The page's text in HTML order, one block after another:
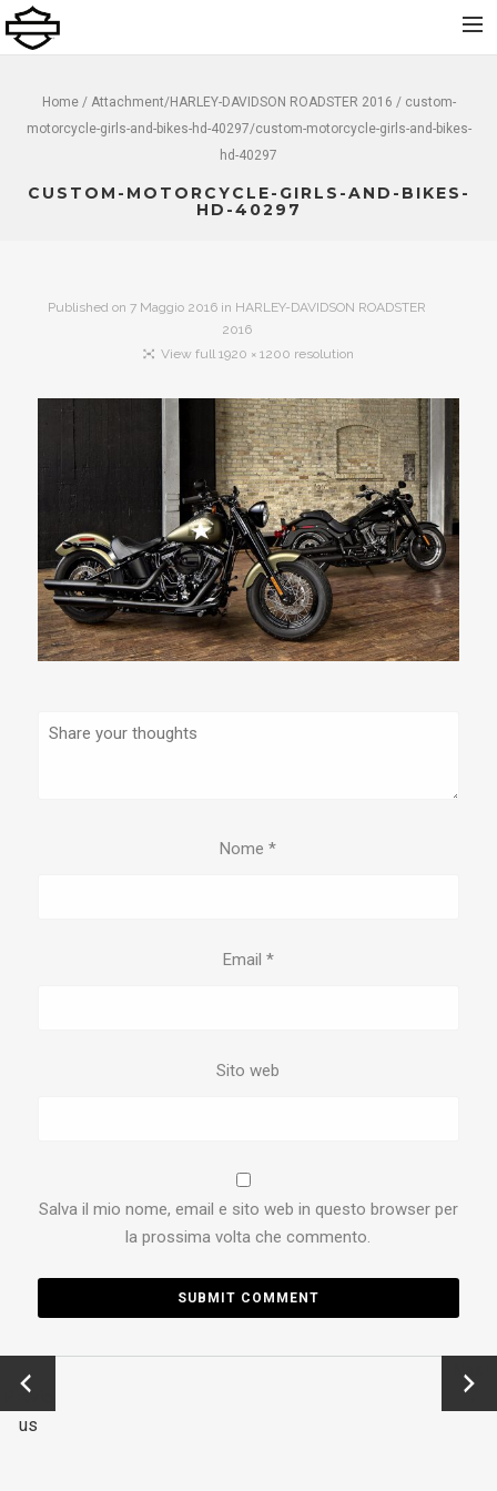
Chi Siamo
Abbigliamento e Accessori
Dolomiti Chapter
Home/ Attachment/HARLEY-DAVIDSON ROADSTER 2016 / custom-
motorcycle-girls-and-bikes-hd-40297/custom-motorcycle-girls-and-bikes-
hd-40297
CUSTOM-MOTORCYCLE-GIRLS-AND-BIKES-
HD-40297
Published on7 Maggio 2016 in HARLEY-DAVIDSON ROADSTER
2016
View full 1920 × 1200 resolution
Nome*
Email *
Sito web
Salva il mio nome, email e sito web in questo browser per
la prossima volta che commento.
←
Previo
us
Next
→